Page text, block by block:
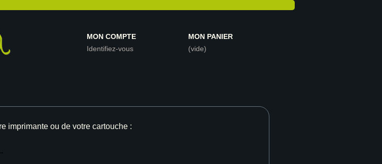
MON COMPTE
Identifiez-vous
MON PANIER
(vide)
imprimante ou de votre cartouche :